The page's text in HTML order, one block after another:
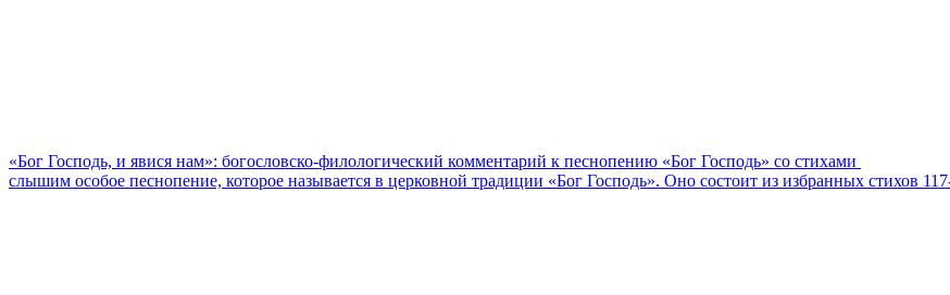
«Бог Господь, и явися нам»: богословско-филологический комментарий к песнопению «Бог Господь» со стихами
слышим особое песнопение, которое называется в церковной традиции «Бог Господь». Оно состоит из избранных стихов